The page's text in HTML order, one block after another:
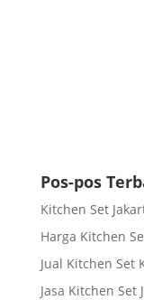
Pos-pos
Kitchen Set
Harga Kitchen
Jual Kitchen Set
Jasa Kitchen